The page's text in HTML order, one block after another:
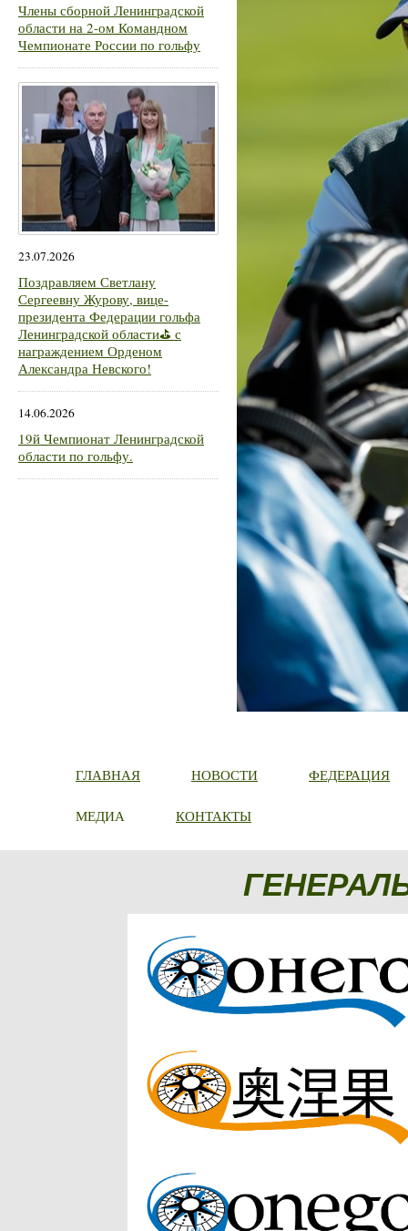
Члены сборной Ленинградской
области на 2-ом Командном
Чемпионате России по гольфу
23.07.2026
Поздравляем Светлану
Сергеевну Журову, вице-
президента Федерации гольфа
Ленинградской области⛳ с
награждением Орденом
Александра Невского!
14.06.2026
19й Чемпионат Ленинградской
области по гольфу.
ГЛАВНАЯ НОВОСТИ ФЕДЕРАЦИЯ
МЕДИА КОНТАКТЫ